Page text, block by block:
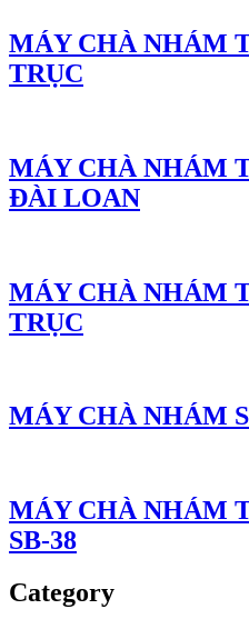
MÁY CHÀ NHÁM
TRỤC
MÁY CHÀ NHÁM
ĐÀI LOAN
MÁY CHÀ NHÁM
TRỤC
MÁY CHÀ NHÁM
MÁY CHÀ NHÁM
SB-38
Category